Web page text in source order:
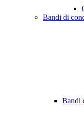
Bandi di
Bandi